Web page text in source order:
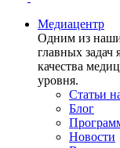
Медиацентр
Одним из
главных задач
качества
уровня.
Статьи
Блог
Новости